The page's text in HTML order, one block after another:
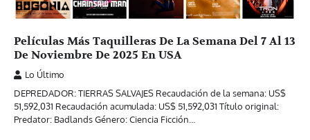
Películas Más Taquilleras De La Semana Del 7 Al 13
De Noviembre De 2025 En USA
Lo Último
DEPREDADOR: TIERRAS SALVAJES Recaudación de la semana: US$
51,592,031 Recaudación acumulada: US$ 51,592,031 Título original:
Predator: Badlands Género: Ciencia Ficción…